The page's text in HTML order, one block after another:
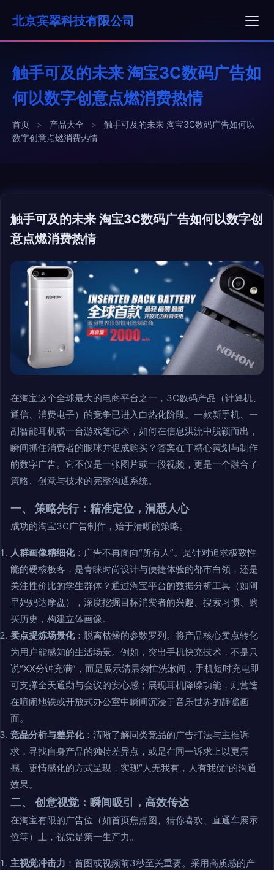
北京宾翠科技有限公司
触手可及的未来 淘宝3C数码广告如
何以数字创意点燃消费热情
首页 > 产品大全 >
触手可及的未来 淘宝3C数码广告如何以
数字创意点燃消费热情
触手可及的未来 淘宝3C数码广告如何以数字创
意点燃消费热情
在淘宝这个全球最大的电商平台之一，3C数码产品（计算机、
通信、消费电子）的竞争已进入白热化阶段。一款新手机、一
副智能耳机或一台游戏笔记本，如何在信息洪流中脱颖而出，
瞬间抓住消费者的眼球并促成购买？答案在于精心策划与制作
的数字广告。它不仅是一张图片或一段视频，更是一个融合了
策略、创意与技术的完整沟通系统。
一、 策略先行：精准定位，洞悉人心
成功的淘宝3C广告制作，始于清晰的策略。
人群画像精细化：广告不再面向“所有人”。是针对追求极致性
能的硬核极客，是青睐时尚设计与便捷体验的都市白领，还是
关注性价比的学生群体？通过淘宝平台的数据分析工具（如阿
里妈妈达摩盘），深度挖掘目标消费者的兴趣、搜索习惯、购
买历史，构建立体画像。
卖点提炼场景化：脱离枯燥的参数罗列。将产品核心卖点转化
为用户能感知的生活场景。例如，突出手机快充技术，不是只
说“XX分钟充满”，而是展示清晨匆忙洗漱间，手机短时充电即
可支撑全天通勤与会议的安心感；展现耳机降噪功能，则营造
在喧闹地铁或开放式办公室中瞬间沉浸于音乐世界的静谧画
面。
竞品分析与差异化：清晰了解同类竞品的广告打法与主推诉
求，寻找自身产品的独特差异点，或是在同一诉求上以更震
撼、更情感化的方式呈现，实现“人无我有，人有我优”的沟通
效果。
二、 创意视觉：瞬间吸引，高效传达
在淘宝有限的广告位（如首页焦点图、猜你喜欢、直通车展示
位等）上，视觉是第一生产力。
主视觉冲击力 ：首图或视频前3秒至关重要。采用高质感的产